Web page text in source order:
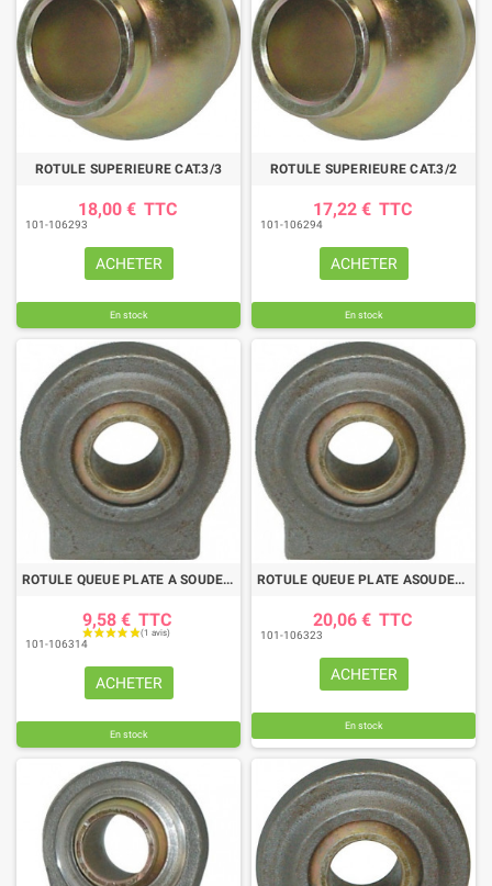
ROTULE SUPERIEURE CAT.3/3
18,00 € TTC
101-106293
ACHETER
En stock
ROTULE SUPERIEURE CAT.3/2
17,22 € TTC
101-106294
ACHETER
En stock
ROTULE QUEUE PLATE A SOUDER CAT 1
9,58 € TTC
101-106314
ACHETER
En stock
ROTULE QUEUE PLATE ASOUDER CAT 3 DIAM INT 32,2
20,06 € TTC
101-106323
ACHETER
En stock